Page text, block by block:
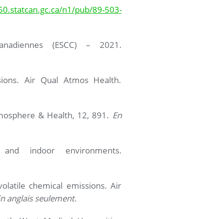
n1/pub/89-503-
(ESCC) – 2021.
Air Qual Atmos Health.
& Health, 12, 891. En
indoor environments.
chemical emissions. Air
anglais seulement.